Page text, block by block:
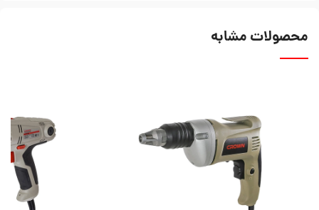
محصولات مشابه